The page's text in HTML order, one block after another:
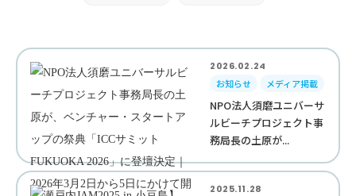
2026.02.24
お知らせ
メディア掲載
NPO法人須磨ユニバーサ
ルビーチプロジェクト事
務局長の土原が...
2025.11.28